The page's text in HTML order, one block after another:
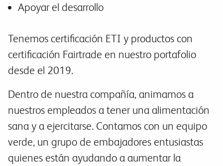
Apoyar el desarrollo
Tenemos certificación ETI y productos con
certificación Fairtrade en nuestro portafolio
desde el 2019.
Dentro de nuestra compañía, animamos a
nuestros empleados a tener una alimentación
sana y a ejercitarse. Contamos con un equipo
verde, un grupo de embajadores entusiastas
quienes están ayudando a aumentar la